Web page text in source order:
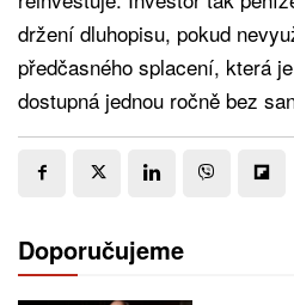
držení dluhopisu, pokud
předčasného splacení, která
dostupná jednou ročně bez
Doporučujeme